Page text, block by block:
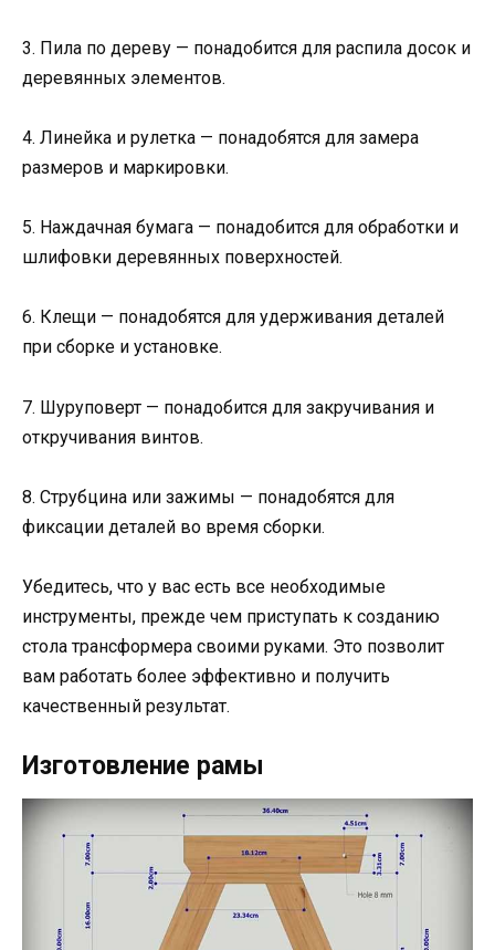
3. Пила по дереву — понадобится для распила досок и
деревянных элементов.
4. Линейка и рулетка — понадобятся для замера
размеров и маркировки.
5. Наждачная бумага — понадобится для обработки и
шлифовки деревянных поверхностей.
6. Клещи — понадобятся для удерживания деталей
при сборке и установке.
7. Шуруповерт — понадобится для закручивания и
откручивания винтов.
8. Струбцина или зажимы — понадобятся для
фиксации деталей во время сборки.
Убедитесь, что у вас есть все необходимые
инструменты, прежде чем приступать к созданию
стола трансформера своими руками. Это позволит
вам работать более эффективно и получить
качественный результат.
Изготовление рамы